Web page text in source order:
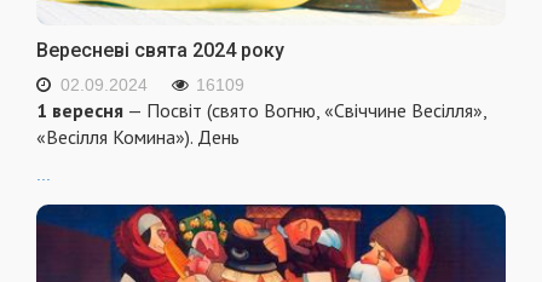
Вересневі свята 2024 року
02.09.2024 16109
1 вересня — Посвіт (свято Вогню, «Свіччине Весілля»,
«Весілля Комина»). День